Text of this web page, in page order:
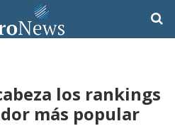
los rankings
más popular